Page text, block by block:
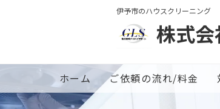
伊予市のハウスクリーニング
株式
ホーム ご依頼の流れ/料金